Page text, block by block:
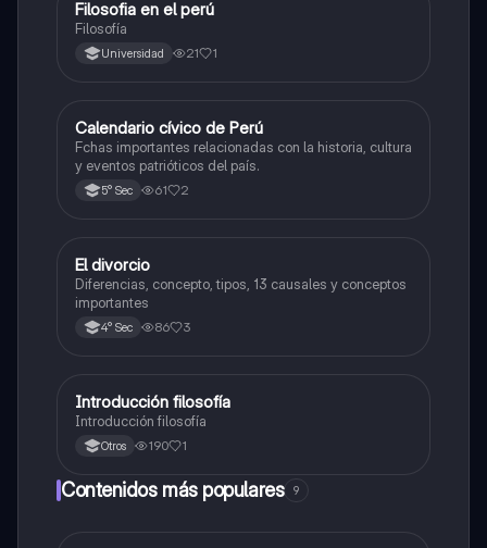
Desarrollo Personal, Ciudadanía y Cívica
Filosofia en el perú
Filosofía
Universidad 21 1
Desarrollo Personal, Ciudadanía y Cívica
Calendario cívico de Perú
Fchas importantes relacionadas con la historia, cultura
y eventos patrióticos del país.
5° Sec 61 2
Desarrollo Personal, Ciudadanía y Cívica
El divorcio
Diferencias, concepto, tipos, 13 causales y conceptos
importantes
4° Sec 86 3
Desarrollo Personal, Ciudadanía y Cívica
Introducción filosofía
Introducción filosofía
Otros 190 1
Contenidos más populares 9